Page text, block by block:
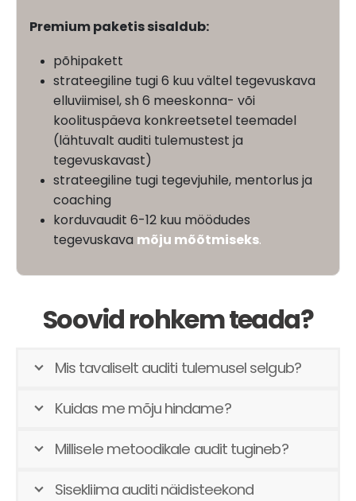
Premium paketis sisaldub:
põhipakett
strateegiline tugi 6 kuu vältel tegevuskava
elluviimisel, sh 6 meeskonna- või
koolituspäeva konkreetsetel teemadel
(lähtuvalt auditi tulemustest ja
tegevuskavast)
strateegiline tugi tegevjuhile, mentorlus ja
coaching
korduvaudit 6-12 kuu möödudes
tegevuskava mõju mõõtmiseks.
Soovid rohkem teada?
Mis tavaliselt auditi tulemusel selgub?
Kuidas me mõju hindame?
Millisele metoodikale audit tugineb?
Sisekliima auditi näidisteekond